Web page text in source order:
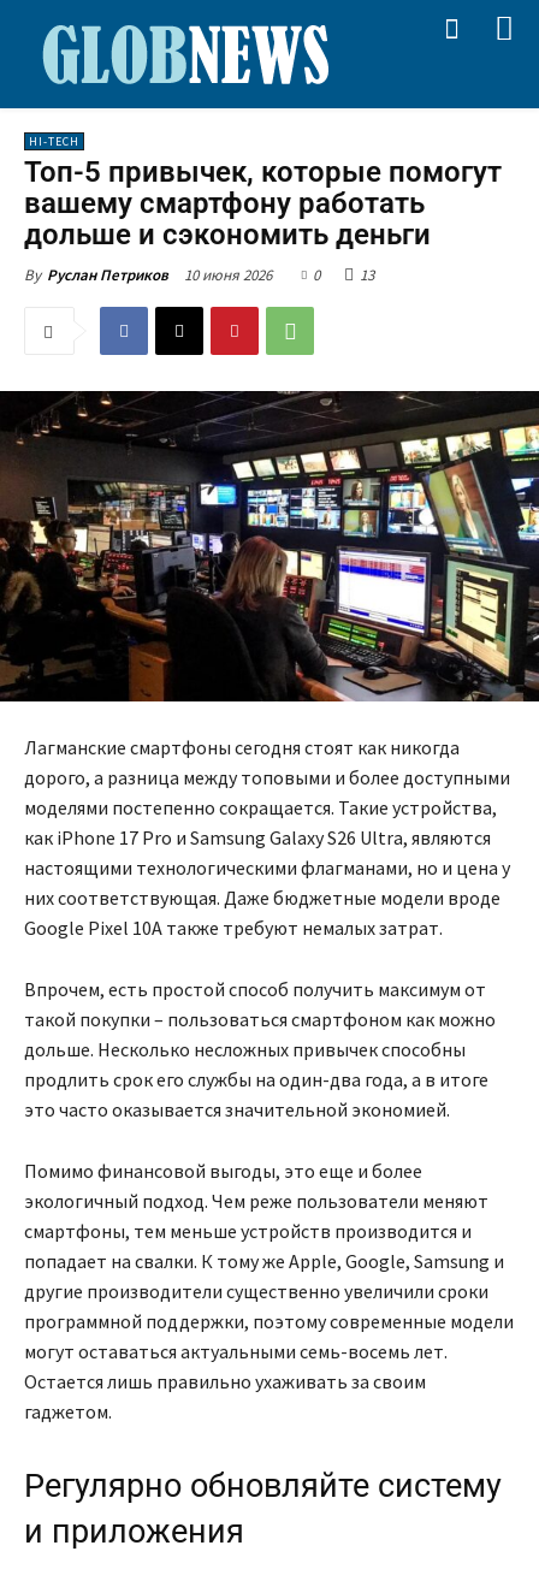
HI-TECH
Топ-5 привычек, которые помогут
вашему смартфону работать
дольше и сэкономить деньги
By Руслан Петриков 10 июня 2026 0 13
Лагманские смартфоны сегодня стоят как никогда
дорого, а разница между топовыми и более доступными
моделями постепенно сокращается. Такие устройства,
как iPhone 17 Pro и Samsung Galaxy S26 Ultra, являются
настоящими технологическими флагманами, но и цена у
них соответствующая. Даже бюджетные модели вроде
Google Pixel 10A также требуют немалых затрат.
Впрочем, есть простой способ получить максимум от
такой покупки – пользоваться смартфоном как можно
дольше. Несколько несложных привычек способны
продлить срок его службы на один-два года, а в итоге
это часто оказывается значительной экономией.
Помимо финансовой выгоды, это еще и более
экологичный подход. Чем реже пользователи меняют
смартфоны, тем меньше устройств производится и
попадает на свалки. К тому же Apple, Google, Samsung и
другие производители существенно увеличили сроки
программной поддержки, поэтому современные модели
могут оставаться актуальными семь-восемь лет.
Остается лишь правильно ухаживать за своим
гаджетом.
Регулярно обновляйте систему
и приложения